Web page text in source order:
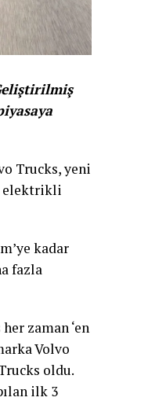
Trucks, yeni
elektrikli
kadar
fazla
zaman ‘en
Volvo
oldu.
ilk 3